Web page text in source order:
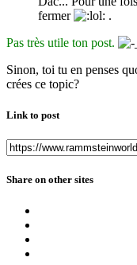
fermer
.
Pas très utile ton post.
Sinon, toi tu en penses
crées ce topic?
Link to post
Share on other sites